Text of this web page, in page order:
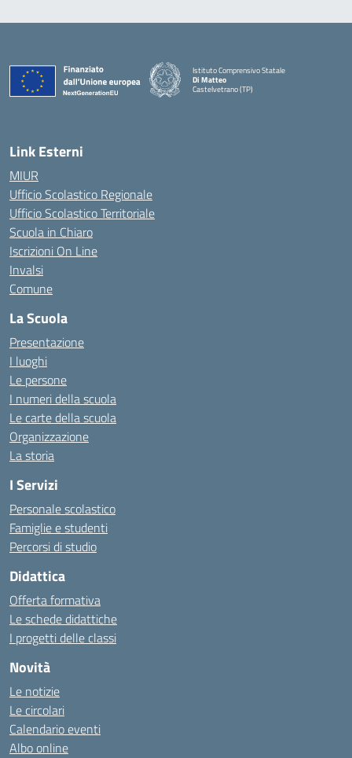
Istituto Comprensivo Statale
Di Matteo
Castelvetrano (TP)
Link Esterni
MIUR
Ufficio Scolastico Regionale
Ufficio Scolastico Territoriale
Scuola in Chiaro
Iscrizioni On Line
Invalsi
Comune
La Scuola
Presentazione
I luoghi
Le persone
I numeri della scuola
Le carte della scuola
Organizzazione
La storia
I Servizi
Personale scolastico
Famiglie e studenti
Percorsi di studio
Didattica
Offerta formativa
Le schede didattiche
I progetti delle classi
Novità
Le notizie
Le circolari
Calendario eventi
Albo online